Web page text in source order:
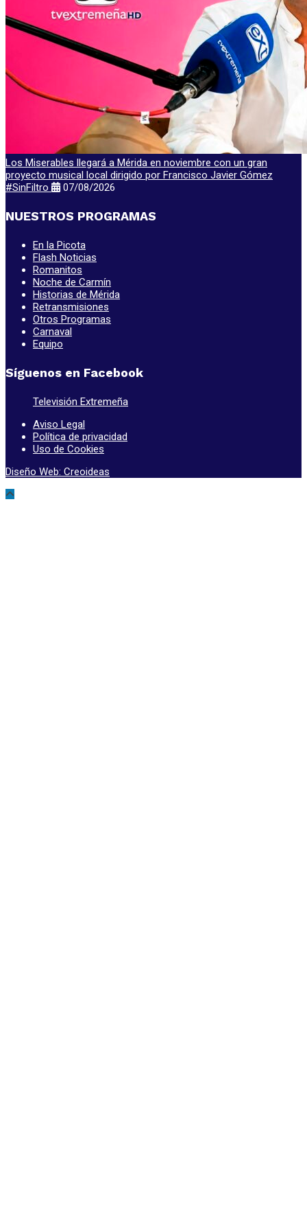
Los Miserables llegará a Mérida en noviembre con un gran
proyecto musical local dirigido por Francisco Javier Gómez
#SinFiltro
07/08/2026
NUESTROS PROGRAMAS
En la Picota
Flash Noticias
Romanitos
Noche de Carmín
Historias de Mérida
Retransmisiones
Otros Programas
Carnaval
Equipo
Síguenos en Facebook
Televisión Extremeña
Aviso Legal
Política de privacidad
Uso de Cookies
Diseño Web: Creoideas